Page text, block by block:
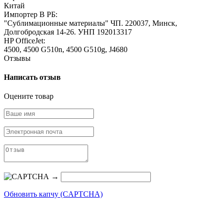
Китай
Импортер В РБ:
"Сублимационные материалы" ЧП. 220037, Минск,
Долгобродская 14-26. УНП 192013317
HP OfficeJet:
4500, 4500 G510n, 4500 G510g, J4680
Отзывы
Написать отзыв
Оцените товар
→
Обновить капчу (CAPTCHA)